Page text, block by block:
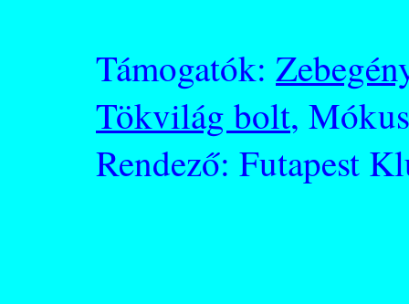
Támogatók:
Tökvilág bolt,
Rendező: Futapest